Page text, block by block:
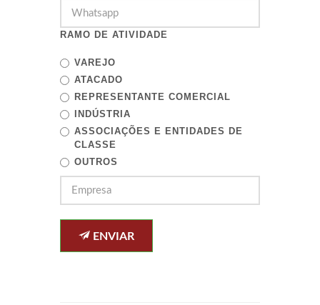
RAMO DE ATIVIDADE
VAREJO
ATACADO
REPRESENTANTE COMERCIAL
INDÚSTRIA
ASSOCIAÇÕES E ENTIDADES DE
CLASSE
OUTROS
ENVIAR